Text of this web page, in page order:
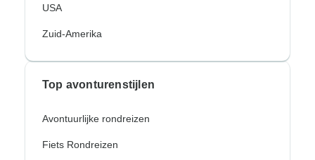
USA
Zuid-Amerika
Top avonturenstijlen
Avontuurlijke rondreizen
Fiets Rondreizen